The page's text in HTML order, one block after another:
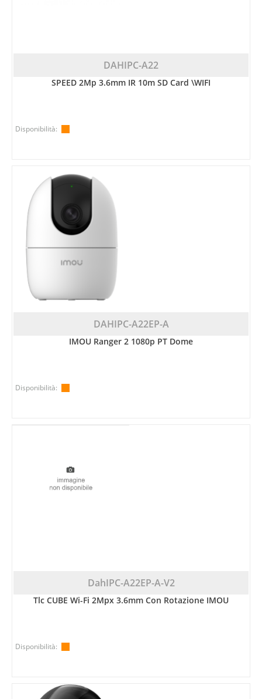
DAHIPC-A22
SPEED 2Mp 3.6mm IR 10m SD Card \WIFI
Disponibilità:
DAHIPC-A22EP-A
IMOU Ranger 2 1080p PT Dome
Disponibilità:
DahIPC-A22EP-A-V2
Tlc CUBE Wi-Fi 2Mpx 3.6mm Con Rotazione IMOU
Disponibilità: